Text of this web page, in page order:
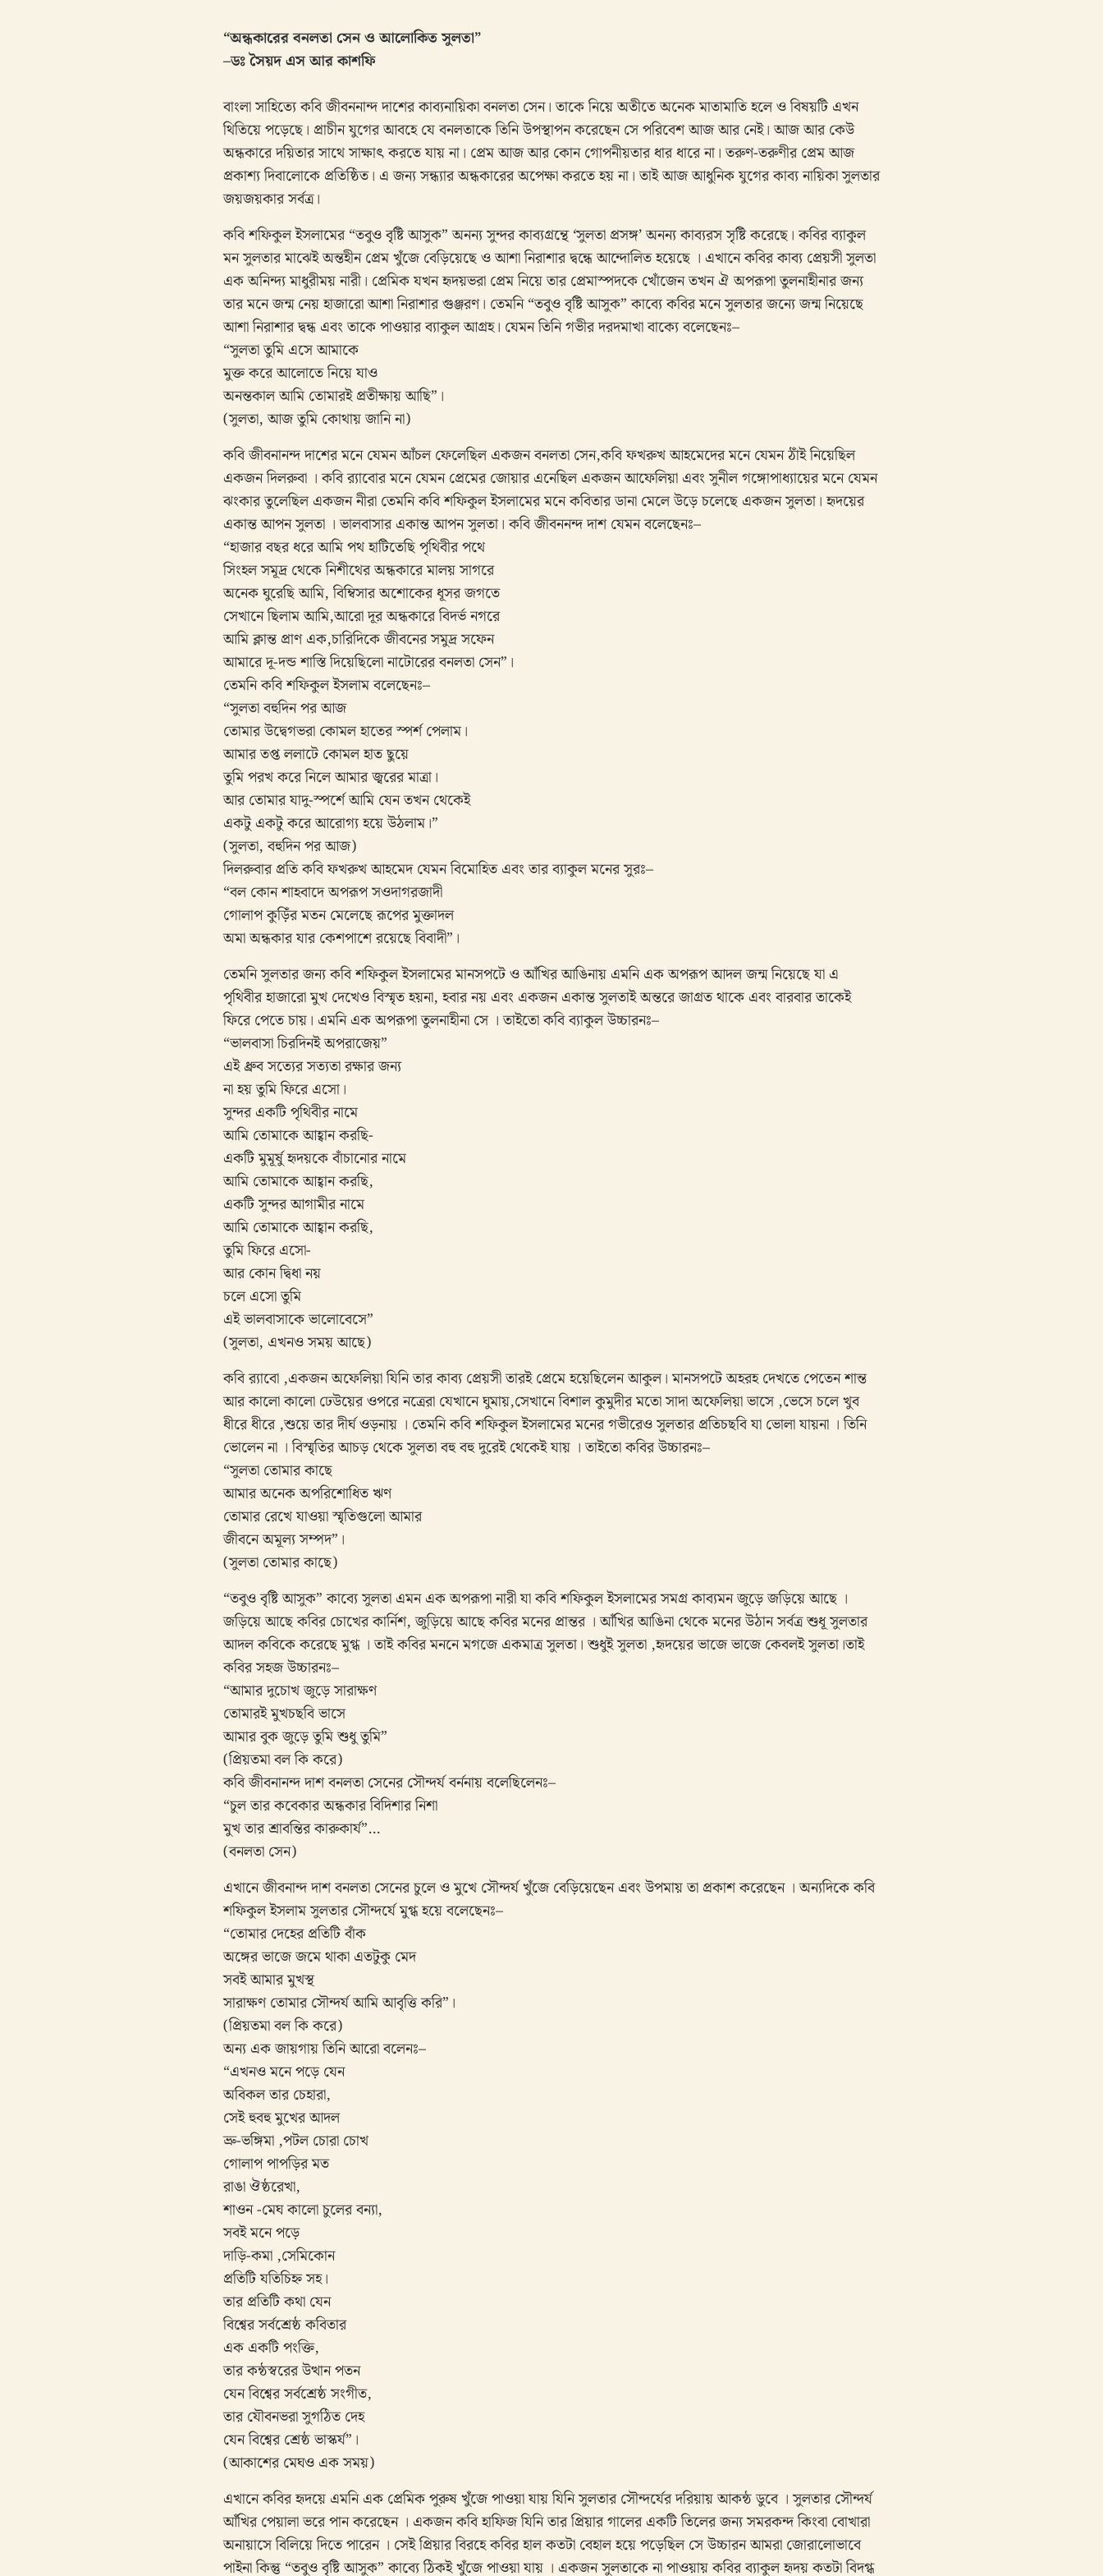
“অন্ধকারের বনলতা সেন ও আলোকিত সুলতা”
–ডঃ সৈয়দ এস আর কাশফি
বাংলা সাহিত্যে কবি জীবননান্দ দাশের কাব্যনায়িকা বনলতা সেন। তাকে নিয়ে অতীতে অনেক মাতামাতি হলে ও বিষয়টি এখন
থিতিয়ে পড়েছে। প্রাচীন যুগের আবহে যে বনলতাকে তিনি উপস্থাপন করেছেন সে পরিবেশ আজ আর নেই। আজ আর কেউ
অন্ধকারে দয়িতার সাথে সাক্ষাৎ করতে যায় না। প্রেম আজ আর কোন গোপনীয়তার ধার ধারে না। তরুণ-তরুণীর প্রেম আজ
প্রকাশ্য দিবালোকে প্রতিষ্ঠিত। এ জন্য সন্ধ্যার অন্ধকারের অপেক্ষা করতে হয় না। তাই আজ আধুনিক যুগের কাব্য নায়িকা সুলতার
জয়জয়কার সর্বত্র।
কবি শফিকুল ইসলামের “তবুও বৃষ্টি আসুক” অনন্য সুন্দর কাব্যগ্রন্থে ‘সুলতা প্রসঙ্গ’ অনন্য কাব্যরস সৃষ্টি করেছে। কবির ব্যাকুল
মন সুলতার মাঝেই অন্তহীন প্রেম খুঁজে বেড়িয়েছে ও আশা নিরাশার দ্বন্ধে আন্দোলিত হয়েছে । এখানে কবির কাব্য প্রেয়সী সুলতা
এক অনিন্দ্য মাধুরীময় নারী। প্রেমিক যখন হৃদয়ভরা প্রেম নিয়ে তার প্রেমাস্পদকে খোঁজেন তখন ঐ অপরূপা তুলনাহীনার জন্য
তার মনে জন্ম নেয় হাজারো আশা নিরাশার গুঞ্জরণ। তেমনি “তবুও বৃষ্টি আসুক” কাব্যে কবির মনে সুলতার জন্যে জন্ম নিয়েছে
আশা নিরাশার দ্বন্ধ এবং তাকে পাওয়ার ব্যাকুল আগ্রহ। যেমন তিনি গভীর দরদমাখা বাক্যে বলেছেনঃ–
“সুলতা তুমি এসে আমাকে
মুক্ত করে আলোতে নিয়ে যাও
অনন্তকাল আমি তোমারই প্রতীক্ষায় আছি”।
(সুলতা, আজ তুমি কোথায় জানি না)
কবি জীবনানন্দ দাশের মনে যেমন আঁচল ফেলেছিল একজন বনলতা সেন,কবি ফখরুখ আহমেদের মনে যেমন ঠাঁই নিয়েছিল
একজন দিলরুবা । কবি র‌্যাবোর মনে যেমন প্রেমের জোয়ার এনেছিল একজন আফেলিয়া এবং সুনীল গঙ্গোপাধ্যায়ের মনে যেমন
ঝংকার তুলেছিল একজন নীরা তেমনি কবি শফিকুল ইসলামের মনে কবিতার ডানা মেলে উড়ে চলেছে একজন সুলতা। হৃদয়ের
একান্ত আপন সুলতা । ভালবাসার একান্ত আপন সুলতা। কবি জীবননন্দ দাশ যেমন বলেছেনঃ–
“হাজার বছর ধরে আমি পথ হাটিতেছি পৃথিবীর পথে
সিংহল সমূদ্র থেকে নিশীথের অন্ধকারে মালয় সাগরে
অনেক ঘুরেছি আমি, বিম্বিসার অশোকের ধূসর জগতে
সেখানে ছিলাম আমি,আরো দূর অন্ধকারে বিদর্ভ নগরে
আমি ক্লান্ত প্রাণ এক,চারিদিকে জীবনের সমুদ্র সফেন
আমারে দূ-দন্ড শাস্তি দিয়েছিলো নাটোরের বনলতা সেন”।
তেমনি কবি শফিকুল ইসলাম বলেছেনঃ–
“সুলতা বহুদিন পর আজ
তোমার উদ্বেগভরা কোমল হাতের স্পর্শ পেলাম।
আমার তপ্ত ললাটে কোমল হাত ছুয়ে
তুমি পরখ করে নিলে আমার জ্বরের মাত্রা।
আর তোমার যাদু-স্পর্শে আমি যেন তখন থেকেই
একটু একটু করে আরোগ্য হয়ে উঠলাম।”
(সুলতা, বহুদিন পর আজ)
দিলরুবার প্রতি কবি ফখরুখ আহমেদ যেমন বিমোহিত এবং তার ব্যাকুল মনের সুরঃ–
“বল কোন শাহবাদে অপরূপ সওদাগরজাদী
গোলাপ কুড়িঁর মতন মেলেছে রূপের মুক্তাদল
অমা অন্ধকার যার কেশপাশে রয়েছে বিবাদী”।
তেমনি সুলতার জন্য কবি শফিকুল ইসলামের মানসপটে ও আঁখির আঙিনায় এমনি এক অপরূপ আদল জন্ম নিয়েছে যা এ
পৃথিবীর হাজারো মুখ দেখেও বিস্মৃত হয়না, হবার নয় এবং একজন একান্ত সুলতাই অন্তরে জাগ্রত থাকে এবং বারবার তাকেই
ফিরে পেতে চায়। এমনি এক অপরূপা তুলনাহীনা সে । তাইতো কবি ব্যাকুল উচ্চারনঃ–
“ভালবাসা চিরদিনই অপরাজেয়”
এই ধ্রুব সত্যের সত্যতা রক্ষার জন্য
না হয় তুমি ফিরে এসো।
সুন্দর একটি পৃথিবীর নামে
আমি তোমাকে আহ্বান করছি-
একটি মুমূর্ষু হৃদয়কে বাঁচানোর নামে
আমি তোমাকে আহ্বান করছি,
একটি সুন্দর আগামীর নামে
আমি তোমাকে আহ্বান করছি,
তুমি ফিরে এসো-
আর কোন দ্বিধা নয়
চলে এসো তুমি
এই ভালবাসাকে ভালোবেসে”
(সুলতা, এখনও সময় আছে)
কবি র‌্যাবো ,একজন অফেলিয়া যিনি তার কাব্য প্রেয়সী তারই প্রেমে হয়েছিলেন আকুল। মানসপটে অহরহ দেখতে পেতেন শান্ত
আর কালো কালো ঢেউয়ের ওপরে নত্রেরা যেখানে ঘুমায়,সেখানে বিশাল কুমুদীর মতো সাদা অফেলিয়া ভাসে ,ভেসে চলে খুব
ধীরে ধীরে ,শুয়ে তার দীর্ঘ ওড়নায় । তেমনি কবি শফিকুল ইসলামের মনের গভীরেও সুলতার প্রতিচছবি যা ভোলা যায়না । তিনি
ভোলেন না । বিস্মৃতির আচড় থেকে সুলতা বহু বহু দুরেই থেকেই যায় । তাইতো কবির উচ্চারনঃ–
“সুলতা তোমার কাছে
আমার অনেক অপরিশোধিত ঋণ
তোমার রেখে যাওয়া স্মৃতিগুলো আমার
জীবনে অমূল্য সম্পদ”।
(সুলতা তোমার কাছে)
“তবুও বৃষ্টি আসুক” কাব্যে সুলতা এমন এক অপরূপা নারী যা কবি শফিকুল ইসলামের সমগ্র কাব্যমন জুড়ে জড়িয়ে আছে ।
জড়িয়ে আছে কবির চোখের কার্নিশ, জুড়িয়ে আছে কবির মনের প্রান্তর । আঁখির আঙিনা থেকে মনের উঠান সর্বত্র শুধূ সুলতার
আদল কবিকে করেছে মুগ্ধ । তাই কবির মননে মগজে একমাত্র সুলতা। শুধুই সুলতা ,হৃদয়ের ভাজে ভাজে কেবলই সুলতা।তাই
কবির সহজ উচ্চারনঃ–
“আমার দুচোখ জুড়ে সারাক্ষণ
তোমারই মুখচছবি ভাসে
আমার বুক জুড়ে তুমি শুধু তুমি”
(প্রিয়তমা বল কি করে)
কবি জীবনানন্দ দাশ বনলতা সেনের সৌন্দর্য বর্ননায় বলেছিলেনঃ–
“চুল তার কবেকার অন্ধকার বিদিশার নিশা
মুখ তার শ্রাবন্তির কারুকার্য”…
(বনলতা সেন)
এখানে জীবনান্দ দাশ বনলতা সেনের চুলে ও মুখে সৌন্দর্য খুঁজে বেড়িয়েছেন এবং উপমায় তা প্রকাশ করেছেন । অন্যদিকে কবি
শফিকুল ইসলাম সুলতার সৌন্দর্যে মুগ্ধ হয়ে বলেছেনঃ–
“তোমার দেহের প্রতিটি বাঁক
অঙ্গের ভাজে জমে থাকা এতটুকু মেদ
সবই আমার মুখস্থ
সারাক্ষণ তোমার সৌন্দর্য আমি আবৃত্তি করি”।
(প্রিয়তমা বল কি করে)
অন্য এক জায়গায় তিনি আরো বলেনঃ–
“এখনও মনে পড়ে যেন
অবিকল তার চেহারা,
সেই হুবহু মুখের আদল
ভ্রু-ভঙ্গিমা ,পটল চোরা চোখ
গোলাপ পাপড়ির মত
রাঙা ঔষ্ঠরেখা,
শাওন -মেঘ কালো চুলের বন্যা,
সবই মনে পড়ে
দাড়ি-কমা ,সেমিকোন
প্রতিটি যতিচিহ্ন সহ।
তার প্রতিটি কথা যেন
বিশ্বের সর্বশ্রেষ্ঠ কবিতার
এক একটি পংক্তি,
তার কন্ঠস্বরের উত্থান পতন
যেন বিশ্বের সর্বশ্রেষ্ঠ সংগীত,
তার যৌবনভরা সুগঠিত দেহ
যেন বিশ্বের শ্রেষ্ঠ ভাস্কর্য”।
(আকাশের মেঘও এক সময়)
এখানে কবির হৃদয়ে এমনি এক প্রেমিক পুরুষ খুঁজে পাওয়া যায় যিনি সুলতার সৌন্দর্যের দরিয়ায় আকন্ঠ ডুবে । সুলতার সৌন্দর্য
আঁখির পেয়ালা ভরে পান করেছেন । একজন কবি হাফিজ যিনি তার প্রিয়ার গালের একটি তিলের জন্য সমরকন্দ কিংবা বোখারা
অনায়াসে বিলিয়ে দিতে পারেন । সেই প্রিয়ার বিরহে কবির হাল কতটা বেহাল হয়ে পড়েছিল সে উচ্চারন আমরা জোরালোভাবে
পাইনা কিন্তু “তবুও বৃষ্টি আসুক” কাব্যে ঠিকই খুঁজে পাওয়া যায় । একজন সুলতাকে না পাওয়ায় কবির ব্যাকুল হৃদয় কতটা বিদগ্ধ